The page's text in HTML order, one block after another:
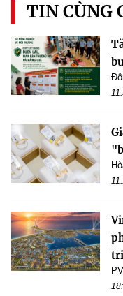
TIN CÙNG
PV